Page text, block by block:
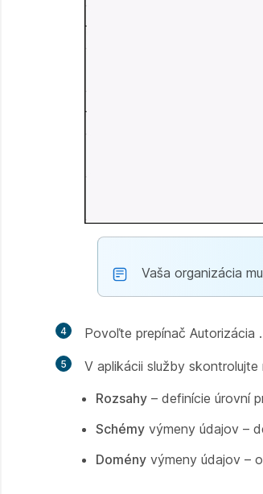
Vaša organizácia
4 Povoľte prepínač Autorizácia .
5
V aplikácii služby skontrolujte
Rozsahy – definície úrovní
Schémy výmeny údajov –
Domény výmeny údajov –